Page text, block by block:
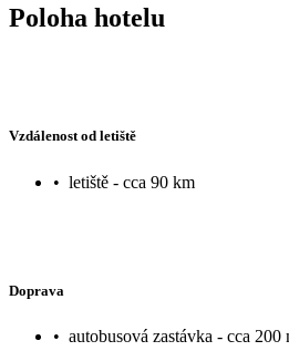
Poloha hotelu
Vzdálenost od letiště
• letiště - cca 90 km
Doprava
• autobusová zastávka - cca 200